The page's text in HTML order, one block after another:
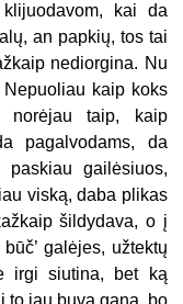
kai da
an papkių, tos tai
nediorgina. Nu
kaip koks
norėjau taip, kaip
pagalvodams, da
gailėsiuos,
viską, daba plikas
šildydava, o į
galėjes, užtektų
irgi siutina, bet ką